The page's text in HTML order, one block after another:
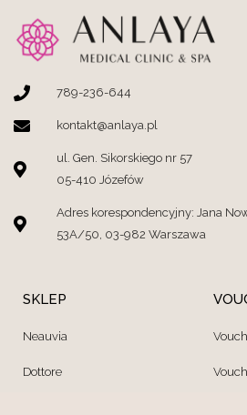
789-236-644
kontakt@anlaya.pl
ul. Gen. Sikorskiego nr 57
05-410 Józefów
Adres korespondencyjny: Jana
53A/50, 03-982 Warszawa
SKLEP
Neauvia
Dottore